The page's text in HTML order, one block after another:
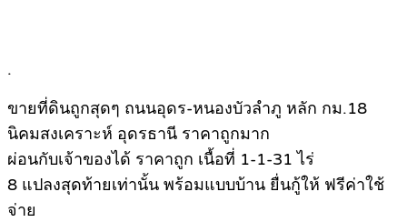
.
ขายที่ดินถูกสุดๆ ถนนอุดร-หนองบัวลำภู หลัก กม.18
นิคมสงเคราะห์ อุดรธานี ราคาถูกมาก
ผ่อนกับเจ้าของได้ ราคาถูก เนื้อที่ 1-1-31 ไร่
8 แปลงสุดท้ายเท่านั้น พร้อมแบบบ้าน ยื่นกู้ให้ ฟรีค่าใช้
จ่าย